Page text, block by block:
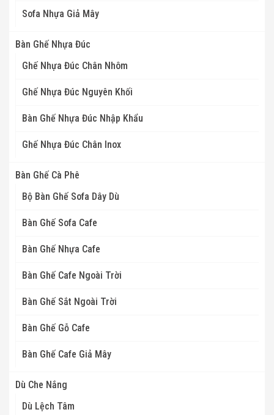
Sofa Nhựa Giả Mây
Bàn Ghế Nhựa Đúc
Ghế Nhựa Đúc Chân Nhôm
Ghế Nhựa Đúc Nguyên Khối
Bàn Ghế Nhựa Đúc Nhập Khẩu
Ghế Nhựa Đúc Chân Inox
Bàn Ghế Cà Phê
Bộ Bàn Ghế Sofa Dây Dù
Bàn Ghế Sofa Cafe
Bàn Ghế Nhựa Cafe
Bàn Ghế Cafe Ngoài Trời
Bàn Ghế Sắt Ngoài Trời
Bàn Ghế Gỗ Cafe
Bàn Ghế Cafe Giả Mây
Dù Che Nắng
Dù Lệch Tâm